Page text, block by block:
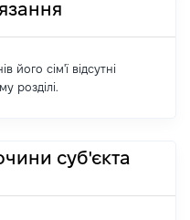
його сім'ї відсутні
розділі.
суб'єкта